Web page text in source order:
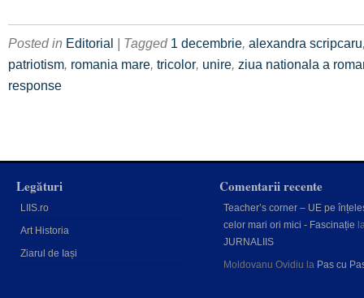
Posted in Editorial | Tagged 1 decembrie, alexandra scripcaru
patriotism, romania mare, tricolor, unire, ziua nationala a
response
Legături
LIIS.ro
Art Historia
Ziarul de Iași
Comentarii recente
Teacher’s corner – UE pe
celor mari ori mici - Fascinație
JURNALIIS
Moldovanu Ovidiu la Pas cu